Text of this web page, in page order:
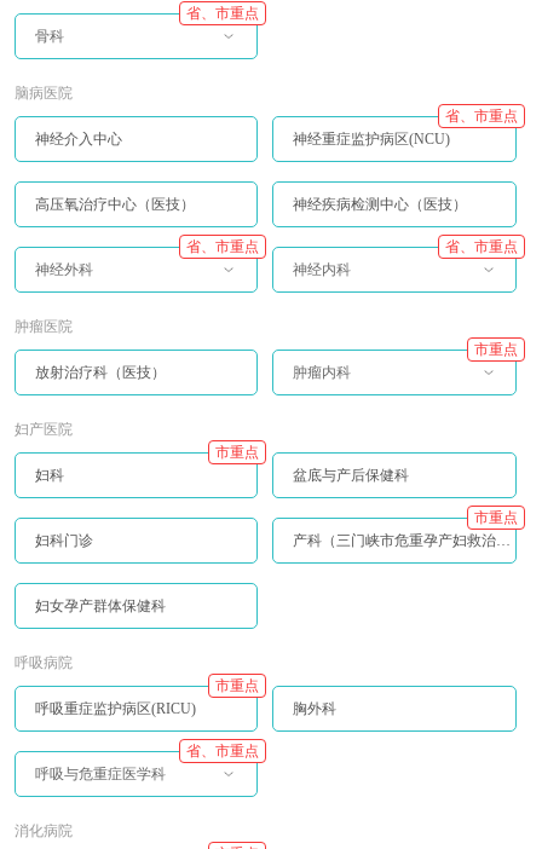
骨科
省、市重点
脑病医院
神经介入中心 神经重症监护病区(NCU)
省、市重点
高压氧治疗中心（医技） 神经疾病检测中心（医技）
神经外科
省、市重点
神经内科
省、市重点
肿瘤医院
放射治疗科（医技） 肿瘤内科
市重点
妇产医院
妇科
市重点
盆底与产后保健科
妇科门诊 产科（三门峡市危重孕产妇救治中心）
市重点
妇女孕产群体保健科
呼吸病院
呼吸重症监护病区(RICU)
市重点
胸外科
呼吸与危重症医学科
省、市重点
消化病院